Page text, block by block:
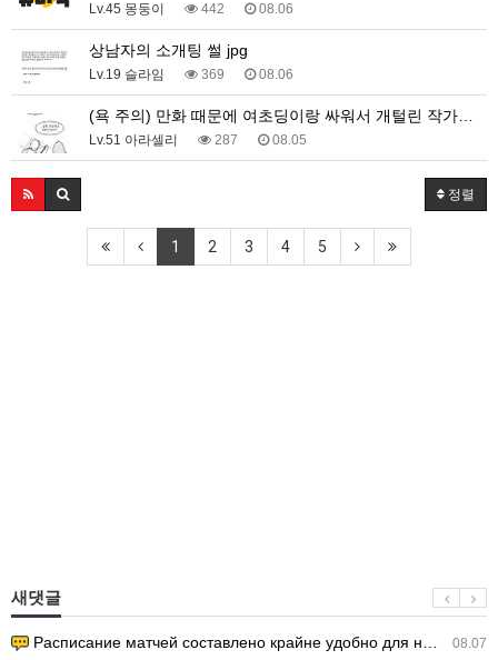
Lv.45 몽둥이 442 08.06
상남자의 소개팅 썰 jpg
Lv.19 슬라임 369 08.06
(욕 주의) 만화 때문에 여초딩이랑 싸워서 개털린 작가…
Lv.51 아라셀리 287 08.05
정렬
1 2 3 4 5
새댓글
08.07
Расписание матчей составлено крайне удобно для нашего часово…